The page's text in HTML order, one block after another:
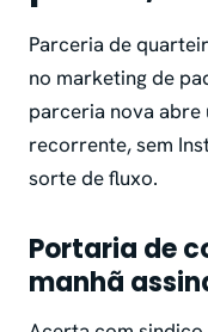
Parceria de
no marketing de
parceria nova abre
recorrente, sem
sorte de fluxo.
Portaria de
manhã